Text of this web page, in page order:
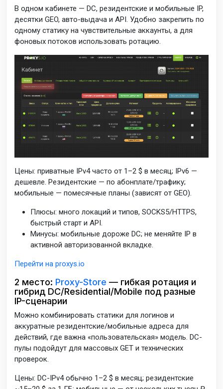
В одном кабинете — DC, резидентские и мобильные IP,
десятки GEO, авто-выдача и API. Удобно закрепить по
одному статику на чувствительные аккаунты, а для
фоновых потоков использовать ротацию.
Цены: приватные IPv4 часто от 1–2 $ в месяц; IPv6 —
дешевле. Резидентские — по абонплате/трафику;
мобильные — помесячные планы (зависят от GEO).
Плюсы: много локаций и типов, SOCKS5/HTTPS,
быстрый старт и API.
Минусы: мобильные дороже DC; не меняйте IP в
активной авторизованной вкладке.
Перейти на proxys.io
2 место: Proxy-Store — гибкая ротация и
гибрид DC/Residential/Mobile под разные
IP-сценарии
Можно комбинировать статики для логинов и
аккуратные резидентские/мобильные адреса для
действий, где важна «пользовательская» модель. DC-
пулы подойдут для массовых GET и технических
проверок.
Цены: DC-IPv4 обычно 1–2 $ в месяц; резидентские